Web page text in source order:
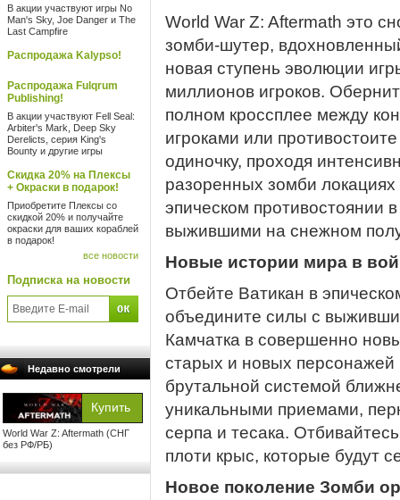
В акции участвуют игры No
Man's Sky, Joe Danger и The
Last Campfire
Распродажа Kalypso!
Распродажа Fulqrum
Publishing!
В акции участвуют Fell Seal:
Arbiter's Mark, Deep Sky
Derelicts, серия King's
Bounty и другие игры
Скидка 20% на Плексы
+ Окраски в подарок!
Приобретите Плексы со
скидкой 20% и получайте
окраски для ваших кораблей
в подарок!
все новости
Подписка на новости
Недавно смотрели
World War Z: Aftermath (СНГ
без РФ/РБ)
World War Z: Aftermath это
зомби-шутер,
новая ступень эволюции
миллионов игроков.
полном кроссплее между
игроками или
одиночку, проходя
разоренных зомби
эпическом противостоянии
выжившими на снежном
Новые истории мира в
Отбейте Ватикан в
объедините силы с
Камчатка в совершенно
старых и новых персонажей
брутальной системой
уникальными приемами,
серпа и тесака.
плоти крыс, которые будут
Новое поколение Зомби